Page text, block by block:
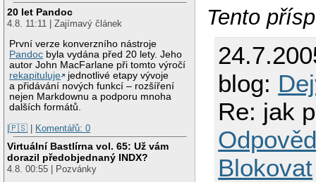
20 let Pandoc
4.8. 11:11 | Zajímavý článek
První verze konverzního nástroje
Pandoc byla vydána před 20 lety. Jeho
autor John MacFarlane při tomto výročí
rekapituluje
jednotlivé etapy vývoje
a přidávání nových funkcí – rozšíření
nejen Markdownu a podporu mnoha
dalších formátů.
|🇵🇸 | Komentářů: 0
Virtuální Bastlírna vol. 65: Už vám
dorazil předobjednaný INDX?
4.8. 00:55 | Pozvánky
Tento
blog:
Re: jak
Blokovat